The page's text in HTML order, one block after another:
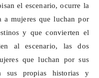
el escenario, ocurre la
a mujeres que luchan por
y que convierten el
al escenario, las dos
que luchan por sus
sus propias historias y